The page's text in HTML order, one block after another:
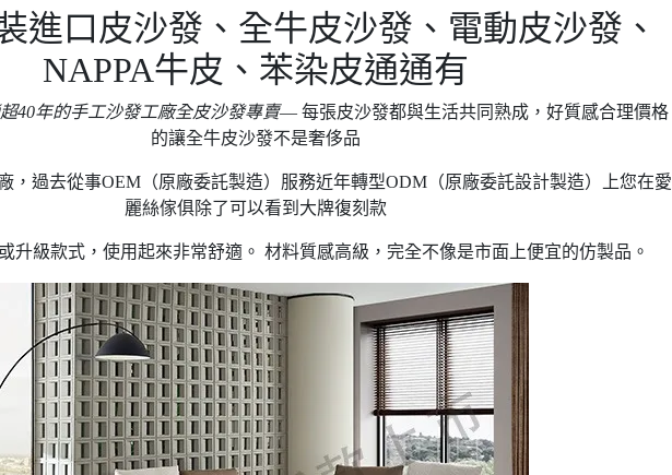
進口皮沙發、全牛皮沙發、電動皮沙發、
NAPPA牛皮、苯染皮通通有
40年的手工沙發工廠全皮沙發專賣— 每張皮沙發都與生活共同熟成，好質感合理價格
的讓全牛皮沙發不是奢侈品
，過去從事OEM（原廠委託製造）服務近年轉型ODM（原廠委託設計製造）上您在愛
麗絲傢俱除了可以看到大牌復刻款
升級款式，使用起來非常舒適。 材料質感高級，完全不像是市面上便宜的仿製品。